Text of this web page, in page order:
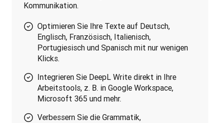
Kommunikation.
Optimieren Sie Ihre Texte auf Deutsch,
Englisch, Französisch, Italienisch,
Portugiesisch und Spanisch mit nur wenigen
Klicks.
Integrieren Sie DeepL Write direkt in Ihre
Arbeitstools, z. B. in Google Workspace,
Microsoft 365 und mehr.
Verbessern Sie die Grammatik,